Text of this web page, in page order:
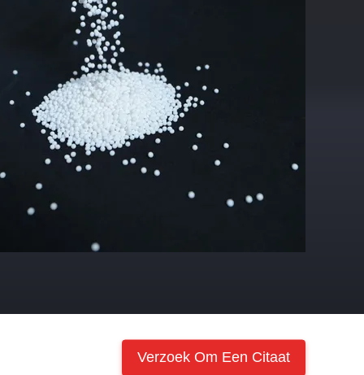
Verzoek Om Een Citaat